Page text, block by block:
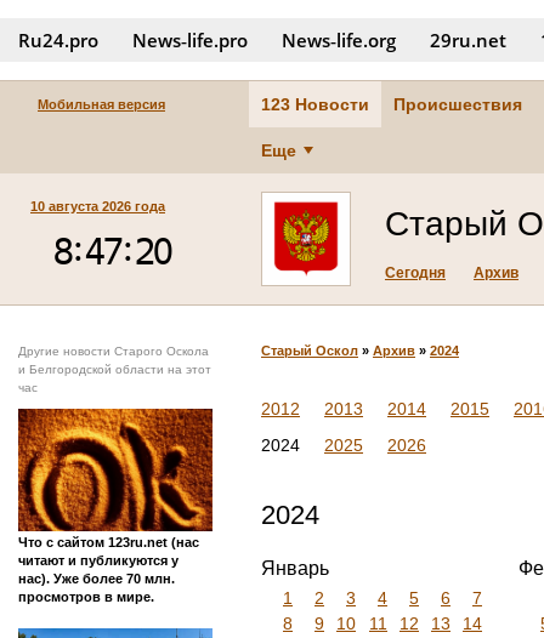
Ru24.pro News‑life.pro News‑life.org 29ru.net
Мобильная версия 123 Новости Происшествия
Еще
10 августа 2026 года Старый
Сегодня Архив
Другие новости Старого Оскола
и Белгородской области на этот
час
Что с сайтом 123ru.net (нас
читают и публикуются у
нас). Уже более 70 млн.
просмотров в мире.
Старый Оскол » Архив » 2024
2012 2013 2014 2015
2024
2025 2026
2024
Январь
1 2 3 4 5 6
7
8
9 10 11 12 13
14